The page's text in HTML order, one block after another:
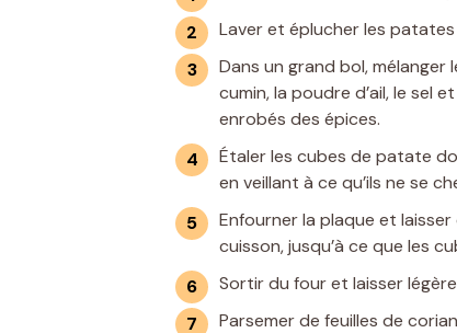
Laver et éplucher les
Dans un grand bol, mélanger
cumin, la poudre d’ail, le sel
enrobés des épices.
Étaler les cubes de patate
en veillant à ce qu’ils ne se
Enfourner la plaque et
cuisson, jusqu’à ce que les
Sortir du four et laisser
Parsemer de feuilles de